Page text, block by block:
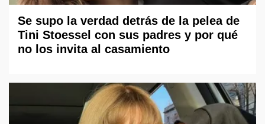
Se supo la verdad detrás de la pelea de
Tini Stoessel con sus padres y por qué
no los invita al casamiento